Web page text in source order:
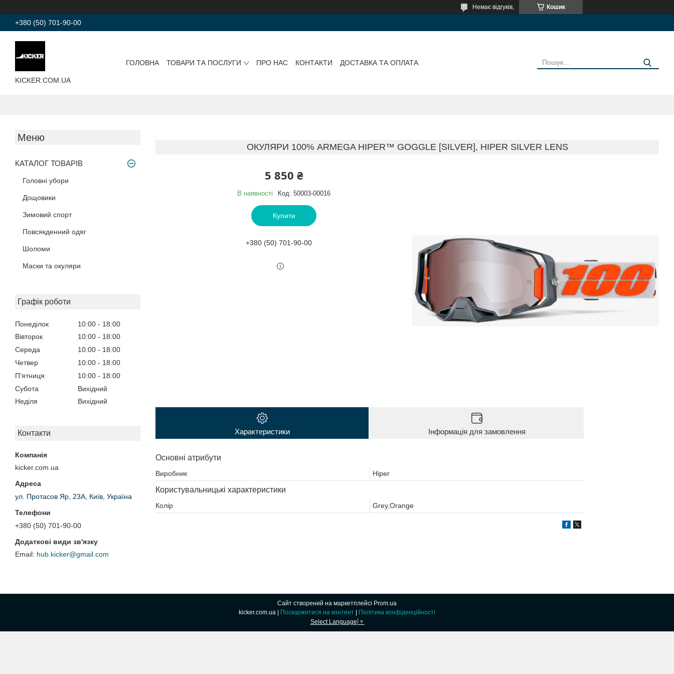
Кошик
Немає відгуків,
+380 (50) 701-90-00
KICKER.COM.UA
ГОЛОВНА ТОВАРИ ТА ПОСЛУГИ ПРО НАС КОНТАКТИ ДОСТАВКА ТА ОПЛАТА
КАТАЛОГ ТОВАРІВ
Головні убори
Дощовики
Зимовий спорт
Повсякденний одяг
Шоломи
Маски та окуляри
Графік роботи
Понеділок 10:00
18:00
Вівторок
10:00
18:00
Середа
10:00
18:00
Четвер
10:00
18:00
Пʼятниця
10:00
18:00
Субота
Вихідний
Неділя
Вихідний
Контакти
kicker.com.ua
ул. Протасов Яр, 23А, Київ, Україна
+380 (50) 701-90-00
hub.kicker@gmail.com
ОКУЛЯРИ 100% ARMEGA HIPER™ GOGGLE [SILVER], HIPER SILVER LENS
5 850 ₴
В наявності Код: 50003-00016
Купити
+380 (50) 701-90-00
Характеристики Інформація для замовлення
Основні атрибути
Виробник Hiper
Користувальницькі характеристики
Колір Grey,Orange
Сайт створений на маркетплейсі Prom.ua
Поскаржитися на контент
Політика конфіденційності
Select Language ▼